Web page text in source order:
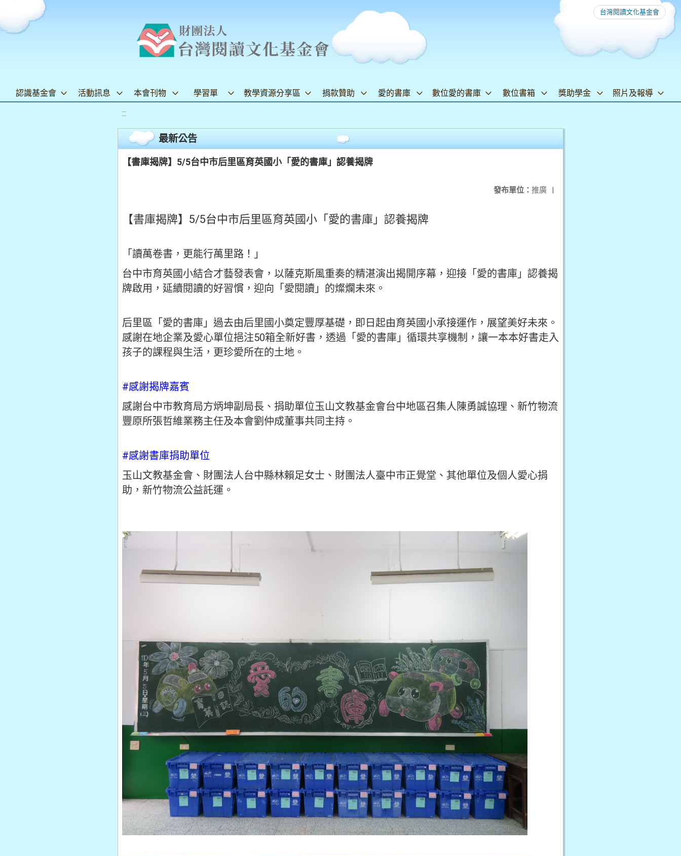
台灣閱讀文化基金會
認識基金會 活動訊息 本會刊物 學習單 教學資源分享區 捐款贊助 愛的書庫 數位愛的書庫 數位書箱 獎助學金 照片及報導
:::
最新公告
【書庫揭牌】5/5台中市后里區育英國小「愛的書庫」認養揭牌
發布單位： 推廣 |
【書庫揭牌】5/5台中市后里區育英國小「愛的書庫」認養揭牌
「讀萬卷書，更能行萬里路！」
台中市育英國小結合才藝發表會，以薩克斯風重奏的精湛演出揭開序幕，迎接「愛的書庫」認養揭
牌啟用，延續閱讀的好習慣，迎向「愛閱讀」的燦爛未來。
后里區「愛的書庫」過去由后里國小奠定豐厚基礎，即日起由育英國小承接運作，展望美好未來。
感謝在地企業及愛心單位挹注50箱全新好書，透過「愛的書庫」循環共享機制，讓一本本好書走入
孩子的課程與生活，更珍愛所在的土地。
#感謝揭牌嘉賓
感謝台中市教育局方炳坤副局長、捐助單位玉山文教基金會台中地區召集人陳勇誠協理、新竹物流
豐原所張哲維業務主任及本會劉仲成董事共同主持。
#感謝書庫捐助單位
玉山文教基金會、財團法人台中縣林賴足女士、財團法人臺中市正覺堂、其他單位及個人愛心捐
助，新竹物流公益託運。